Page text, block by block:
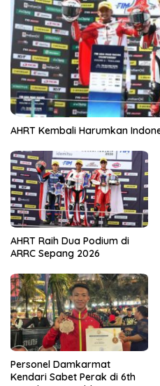
AHRT Kembali Harumkan
AHRT Raih Dua Podium di
ARRC Sepang 2026
Personel Damkarmat
Kendari Sabet Perak di 6th